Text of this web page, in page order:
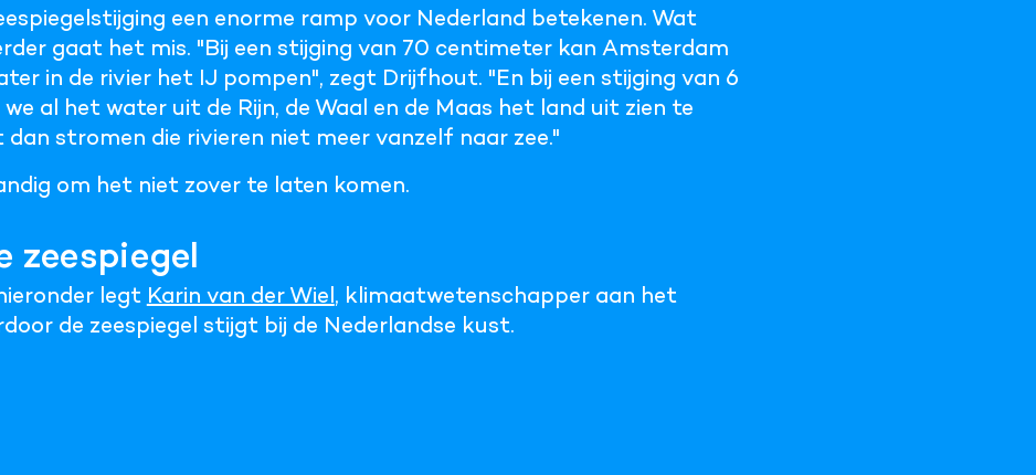
een enorme ramp voor Nederland betekenen. Wat
gaat het mis. "Bij een stijging van 70 centimeter kan Amsterdam
in de rivier het IJ pompen", zegt Drijfhout. "En bij een stijging van 6
al het water uit de Rijn, de Waal en de Maas het land uit zien te
dan stromen die rivieren niet meer vanzelf naar zee."
om het niet zover te laten komen.
zeespiegel
legt Karin van der Wiel, klimaatwetenschapper aan het
de zeespiegel stijgt bij de Nederlandse kust.